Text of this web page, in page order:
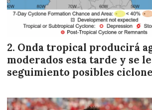
Onda tropical producirá
moderados esta tarde y se
seguimiento posibles